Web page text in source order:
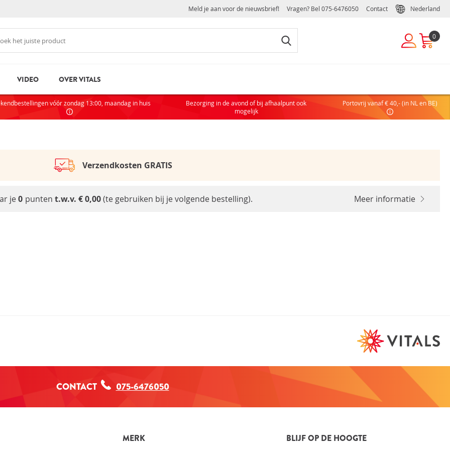
Meld je aan voor de nieuwsbrief! Vragen? Bel 075-6476050 Contact Nederland
0
Wachtwoord vergeten?
Als je nog geen account hebt, maak dan eenvoudig en snel een
particulier of zakelijk account aan:
Zakelijke handelsvoorwaarden
VIDEO OVER VITALS
vóór zondag 13:00, maandag in huis
Bezorging in de avond of bij afhaalpunt ook
mogelijk
Portovrij vanaf € 40,- (in NL en BE)
Verzendkosten GRATIS
je0 punten t.w.v. € 0,00(te gebruiken bij je volgende bestelling). Meer informatie
CONTACT 075-6476050
MERK BLIJF OP DE HOOGTE